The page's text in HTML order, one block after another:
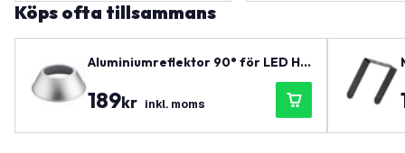
Köps ofta tillsammans
Aluminiumreflektor 90° för LED Hi
189kr inkl. moms